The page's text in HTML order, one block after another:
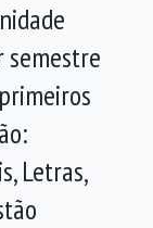
semestre
Letras,